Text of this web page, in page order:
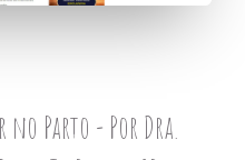
no Parto - Por Dra.